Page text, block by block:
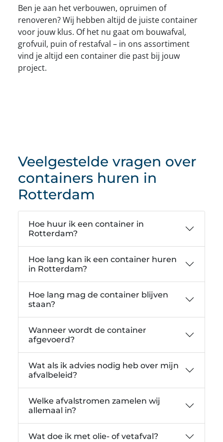
Ben je aan het verbouwen, opruimen of
renoveren? Wij hebben altijd de juiste container
voor jouw klus. Of het nu gaat om bouwafval,
grofvuil, puin of restafval – in ons assortiment
vind je altijd een container die past bij jouw
project.
Veelgestelde vragen over
containers huren in
Rotterdam
Hoe huur ik een container in
Rotterdam?
Hoe lang kan ik een container huren
in Rotterdam?
Hoe lang mag de container blijven
staan?
Wanneer wordt de container
afgevoerd?
Wat als ik advies nodig heb over mijn
afvalbeleid?
Welke afvalstromen zamelen wij
allemaal in?
Wat doe ik met olie- of vetafval?